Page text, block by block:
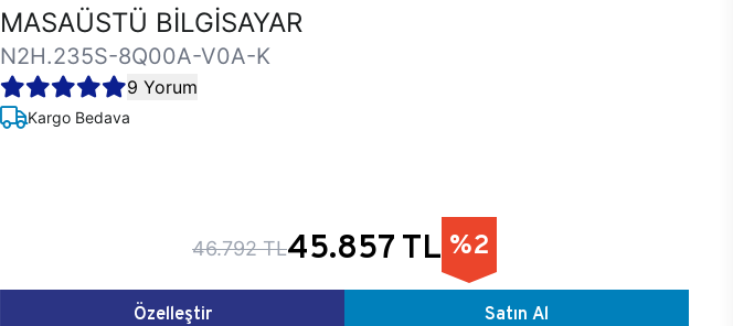
MASAÜSTÜ BİLGİSAYAR
N2H.235S-8Q00A-V0A-K
9 Yorum
Kargo Bedava
46.792 TL45.857 TL %2
Özelleştir Satın Al